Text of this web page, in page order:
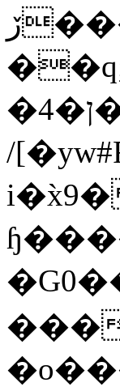
ڒ���n����%J^�}
/
���